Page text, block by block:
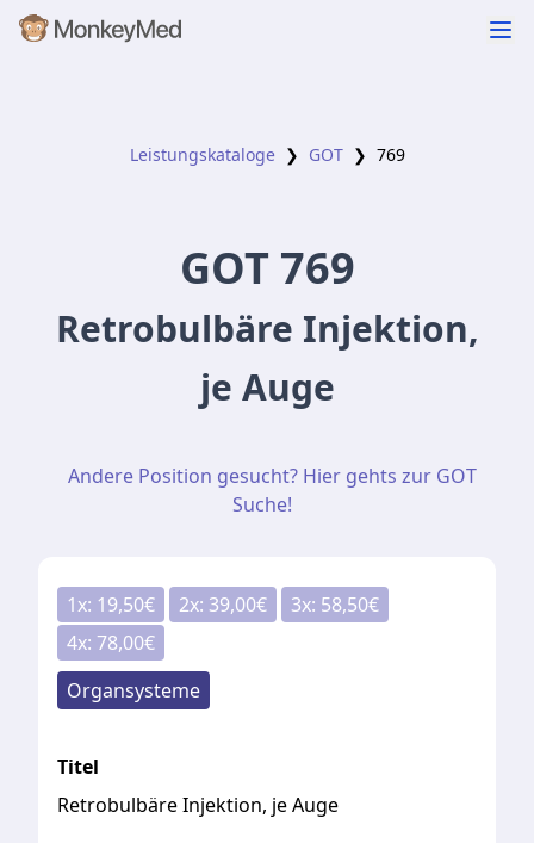
Leistungskataloge ❯ GOT ❯ 769
GOT 769
Retrobulbäre Injektion,
je Auge
Andere Position gesucht? Hier gehts zur GOT
Suche!
1x: 19,50€ 2x: 39,00€ 3x: 58,50€
4x: 78,00€
Organsysteme
Titel
Retrobulbäre Injektion, je Auge